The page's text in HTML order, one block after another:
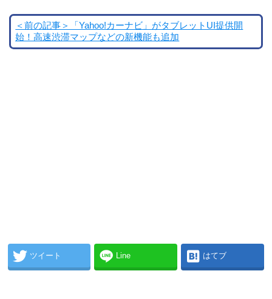
＜前の記事＞「Yahoo!カーナビ」がタブレットUI提供開
始！高速渋滞マップなどの新機能も追加
ツイート Line はてブ